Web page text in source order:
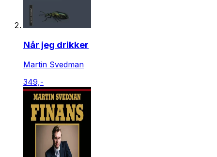
Når jeg drikker
Martin Svedman
349,-